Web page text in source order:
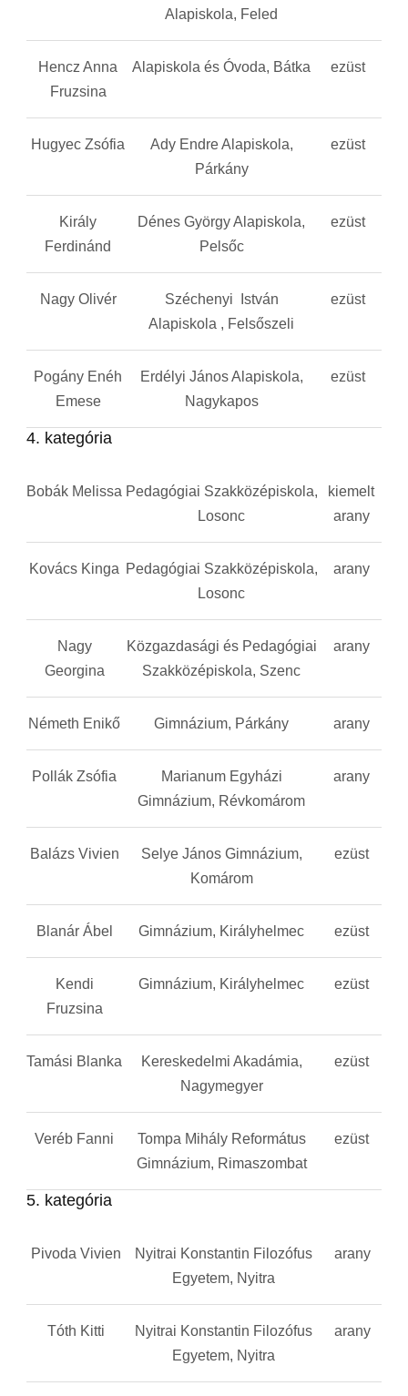
Alapiskola, Feled
Hencz Anna
Fruzsina
Alapiskola és Óvoda, Bátka ezüst
Hugyec Zsófia
Ady Endre Alapiskola,
Párkány
ezüst
Király
Ferdinánd
Dénes György Alapiskola,
Pelsőc
ezüst
Nagy Olivér
Széchenyi István
Alapiskola , Felsőszeli
ezüst
Pogány Enéh
Emese
Erdélyi János Alapiskola,
Nagykapos
ezüst
4. kategória
Bobák Melissa Pedagógiai Szakközépiskola,
Losonc
kiemelt
arany
Kovács Kinga Pedagógiai Szakközépiskola,
Losonc
arany
Nagy
Georgina
Közgazdasági és Pedagógiai
Szakközépiskola, Szenc
arany
Németh Enikő Gimnázium, Párkány arany
Pollák Zsófia
Marianum Egyházi
Gimnázium, Révkomárom
arany
Balázs Vivien
Selye János Gimnázium,
Komárom
ezüst
Blanár Ábel Gimnázium, Királyhelmec ezüst
Kendi
Fruzsina
Gimnázium, Királyhelmec ezüst
Tamási Blanka
Kereskedelmi Akadámia,
Nagymegyer
ezüst
Veréb Fanni
Tompa Mihály Református
Gimnázium, Rimaszombat
ezüst
5. kategória
Pivoda Vivien
Nyitrai Konstantin Filozófus
Egyetem, Nyitra
arany
Tóth Kitti
Nyitrai Konstantin Filozófus
Egyetem, Nyitra
arany